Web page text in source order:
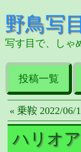
野鳥写
写す目で、しゃ
投稿一覧
« 乗鞍 2022/06/
ハリオ